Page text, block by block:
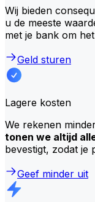
Wij bieden
u de meeste
met je bank om
Geld sturen
Lagere kosten
We rekenen
tonen we altijd
bevestigt, zodat je
Geef minder uit